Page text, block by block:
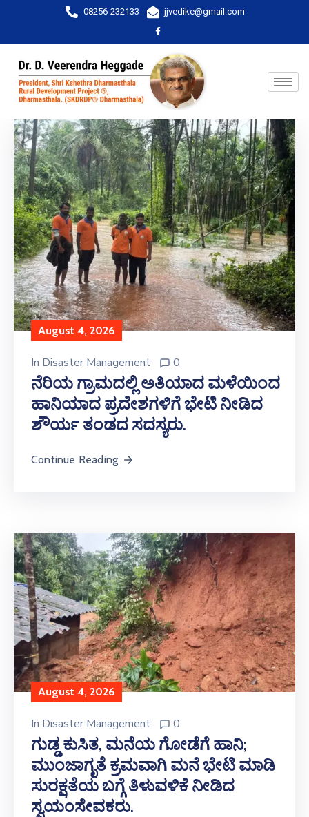
08256-232133 jjvedike@gmail.com
August 4, 2026
In Disaster Management 0
ನೆರಿಯ ಗ್ರಾಮದಲ್ಲಿ ಅತಿಯಾದ ಮಳೆಯಿಂದ
ಹಾನಿಯಾದ ಪ್ರದೇಶಗಳಿಗೆ ಭೇಟಿ ನೀಡಿದ
ಶೌರ್ಯ ತಂಡದ ಸದಸ್ಯರು.
Continue Reading
August 4, 2026
In Disaster Management 0
ಗುಡ್ಡ ಕುಸಿತ, ಮನೆಯ ಗೋಡೆಗೆ ಹಾನಿ;
ಮುಂಜಾಗೃತೆ ಕ್ರಮವಾಗಿ ಮನೆ ಭೇಟಿ ಮಾಡಿ
ಸುರಕ್ಷತೆಯ ಬಗ್ಗೆ ತಿಳುವಳಿಕೆ ನೀಡಿದ
ಸ್ವಯಂಸೇವಕರು.